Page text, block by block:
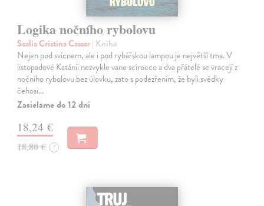
Logika nočního rybolovu
Scalia Cristina Cassar| Kniha
Nejen pod svícnem, ale i pod rybářskou lampou je největší tma. V
listopadové Katánii nezvykle vane scirocco a dva přátelé se vracejí z
nočního rybolovu bez úlovku, zato s podezřením, že byli svědky
čehosi…
Zasielame do 12 dní
18,24 €
18,80 € ?